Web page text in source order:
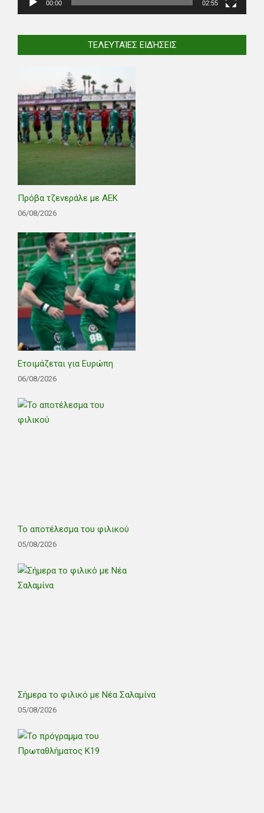
00:00 02:55
ΤΕΛΕΥΤΑΊΕΣ ΕΙΔΉΣΕΙΣ
Πρόβα τζενεράλε με ΑΕΚ
06/08/2026
Ετοιμάζεται για Ευρώπη
06/08/2026
Το αποτέλεσμα του φιλικού
05/08/2026
Σήμερα το φιλικό με Νέα Σαλαμίνα
05/08/2026